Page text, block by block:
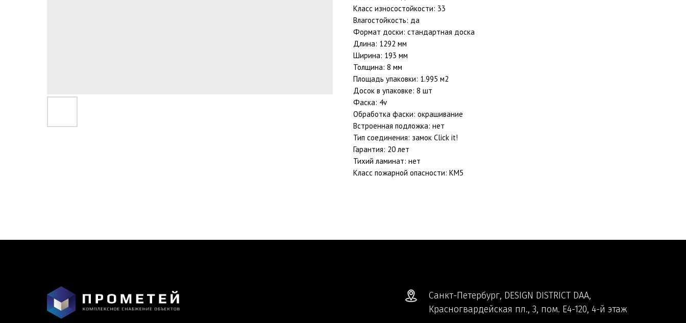
Класс износостойкости: 33
Влагостойкость: да
Формат доски: стандартная доска
Длина: 1292 мм
Ширина: 193 мм
Толщина: 8 мм
Площадь упаковки: 1.995 м2
Досок в упаковке: 8 шт
Фаска: 4v
Обработка фаски: окрашивание
Встроенная подложка: нет
Тип соединения: замок Click it!
Гарантия: 20 лет
Тихий ламинат: нет
Класс пожарной опасности: КМ5
Санкт-Петербург, DESIGN DISTRICT DAA,
Красногвардейская пл., 3, пом. Е4-120, 4-й этаж